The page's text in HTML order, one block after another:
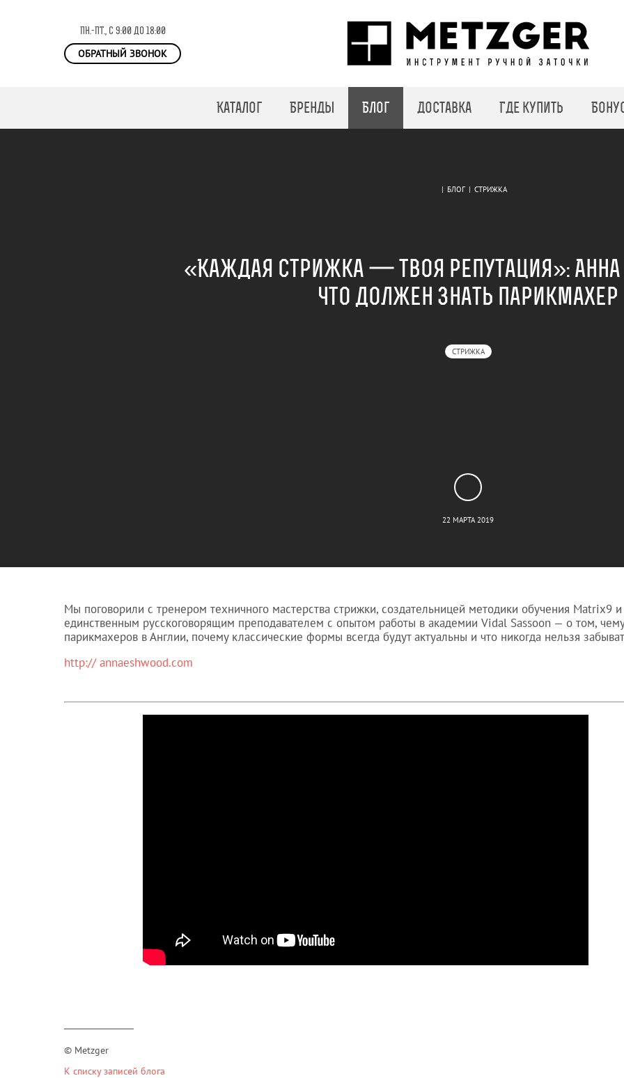
ПН.-ПТ., с 9:00 до 18:00
ОБРАТНЫЙ ЗВОНОК
Каталог Бренды Блог Доставка Где купить
| БЛОГ | СТРИЖКА
«Каждая стрижка — твоя репутация»:
что должен знать парикмахер
СТРИЖКА
22 МАРТА 2019
Мы поговорили с тренером техничного мастерства стрижки, создательницей методики обучения Matrix9
единственным русскоговорящим преподавателем с опытом работы в академии Vidal Sassoon — о том,
парикмахеров в Англии, почему классические формы всегда будут актуальны и что никогда нельзя
http:// annaeshwood.com
© Metzger
К списку записей блога